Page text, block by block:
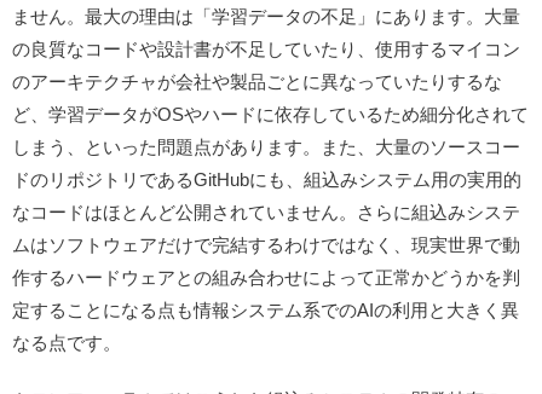
ません。最大の理由は「学習データの不足」にあります。大量
の良質なコードや設計書が不足していたり、使用するマイコン
のアーキテクチャが会社や製品ごとに異なっていたりするな
ど、学習データがOSやハードに依存しているため細分化されて
しまう、といった問題点があります。また、大量のソースコー
ドのリポジトリであるGitHubにも、組込みシステム用の実用的
なコードはほとんど公開されていません。さらに組込みシステ
ムはソフトウェアだけで完結するわけではなく、現実世界で動
作するハードウェアとの組み合わせによって正常かどうかを判
定することになる点も情報システム系でのAIの利用と大きく異
なる点です。